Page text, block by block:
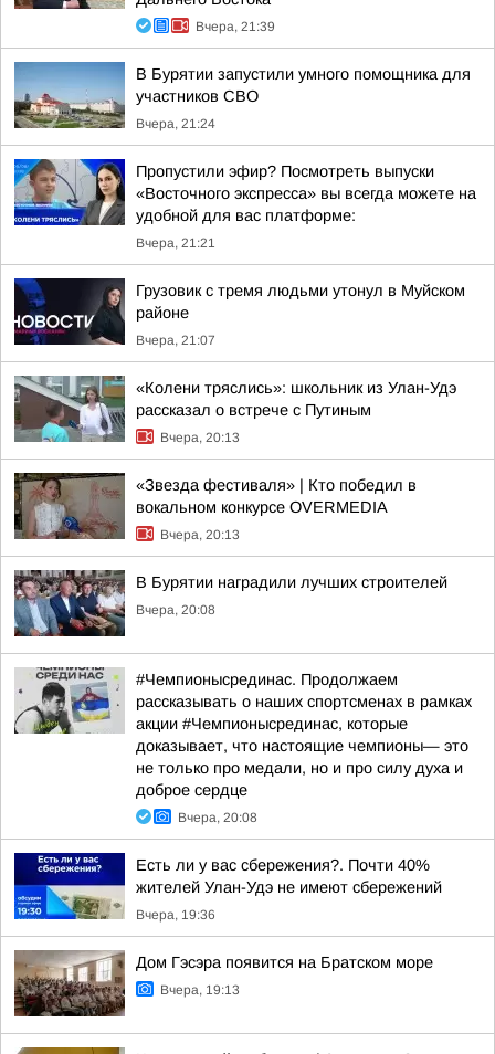
Вчера, 21:39
В Бурятии запустили умного помощника для
участников СВО
Вчера, 21:24
Пропустили эфир? Посмотреть выпуски
«Восточного экспресса» вы всегда можете на
удобной для вас платформе:
Вчера, 21:21
Грузовик с тремя людьми утонул в Муйском
районе
Вчера, 21:07
«Колени тряслись»: школьник из Улан-Удэ
рассказал о встрече с Путиным
Вчера, 20:13
«Звезда фестиваля» | Кто победил в
вокальном конкурсе OVERMEDIA
Вчера, 20:13
В Бурятии наградили лучших строителей
Вчера, 20:08
#Чемпионысрединас. Продолжаем
рассказывать о наших спортсменах в рамках
акции #Чемпионысрединас, которые
доказывает, что настоящие чемпионы— это
не только про медали, но и про силу духа и
доброе сердце
Вчера, 20:08
Есть ли у вас сбережения?. Почти 40%
жителей Улан-Удэ не имеют сбережений
Вчера, 19:36
Дом Гэсэра появится на Братском море
Вчера, 19:13